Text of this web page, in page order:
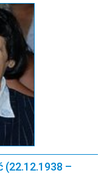
(22.12.1938 –